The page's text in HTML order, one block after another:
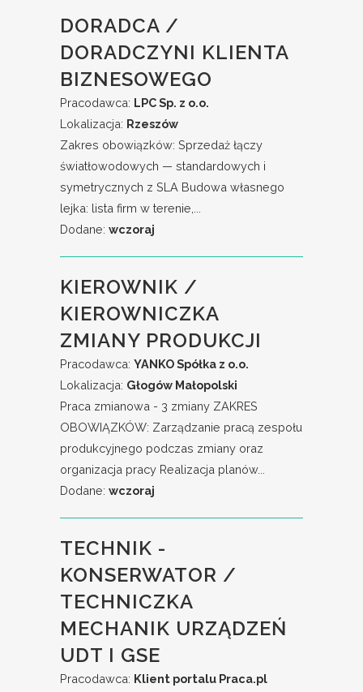
DORADCA /
DORADCZYNI KLIENTA
BIZNESOWEGO
Pracodawca: LPC Sp. z o.o.
Lokalizacja: Rzeszów
Zakres obowiązków: Sprzedaż łączy
światłowodowych — standardowych i
symetrycznych z SLA Budowa własnego
lejka: lista firm w terenie,...
Dodane: wczoraj
KIEROWNIK /
KIEROWNICZKA
ZMIANY PRODUKCJI
Pracodawca: YANKO Spółka z o.o.
Lokalizacja: Głogów Małopolski
Praca zmianowa - 3 zmiany ZAKRES
OBOWIĄZKÓW: Zarządzanie pracą zespołu
produkcyjnego podczas zmiany oraz
organizacja pracy Realizacja planów...
Dodane: wczoraj
TECHNIK -
KONSERWATOR /
TECHNICZKA
MECHANIK URZĄDZEŃ
UDT I GSE
Pracodawca: Klient portalu Praca.pl